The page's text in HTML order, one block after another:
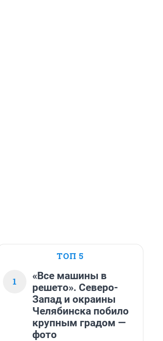
ТОП 5
1
«Все машины в
решето». Северо-
Запад и окраины
Челябинска побило
крупным градом —
фото